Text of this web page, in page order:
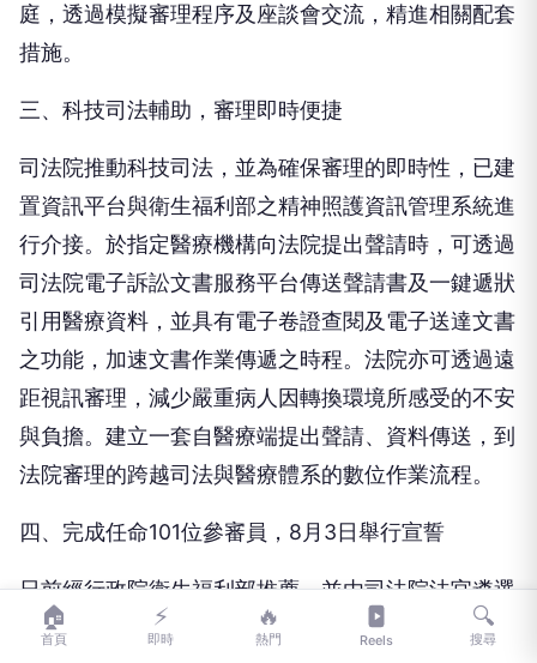
庭，透過模擬審理程序及座談會交流，精進相關配套
措施。
三、科技司法輔助，審理即時便捷
司法院推動科技司法，並為確保審理的即時性，已建
置資訊平台與衛生福利部之精神照護資訊管理系統進
行介接。於指定醫療機構向法院提出聲請時，可透過
司法院電子訴訟文書服務平台傳送聲請書及一鍵遞狀
引用醫療資料，並具有電子卷證查閱及電子送達文書
之功能，加速文書作業傳遞之時程。法院亦可透過遠
距視訊審理，減少嚴重病人因轉換環境所感受的不安
與負擔。建立一套自醫療端提出聲請、資料傳送，到
法院審理的跨越司法與醫療體系的數位作業流程。
四、完成任命101位參審員，8月3日舉行宣誓
日前經行政院衛生福利部推薦，並由司法院法官遴選
委員會遴定後，本院院長已任命「精神科指定專科醫
🏠
首頁
⚡
即時
🔥
熱門 Reels
🔍
搜尋